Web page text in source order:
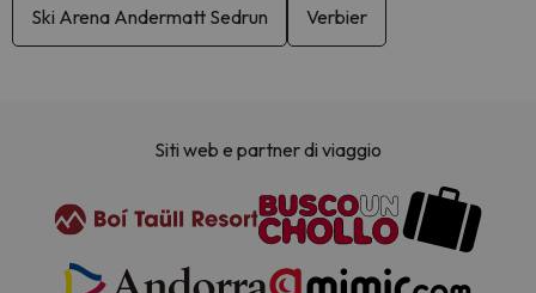
Ski Arena Andermatt Sedrun Verbier
Siti web e partner di viaggio